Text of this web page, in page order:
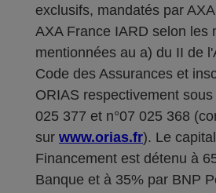
exclusifs, mandatés par
AXA France IARD selon les
mentionnées au a) du II de
Code des Assurances et
ORIAS respectivement sous
025 377 et n°07 025 368
sur www.orias.fr). Le
Financement est détenu à
Banque et à 35% par BNP